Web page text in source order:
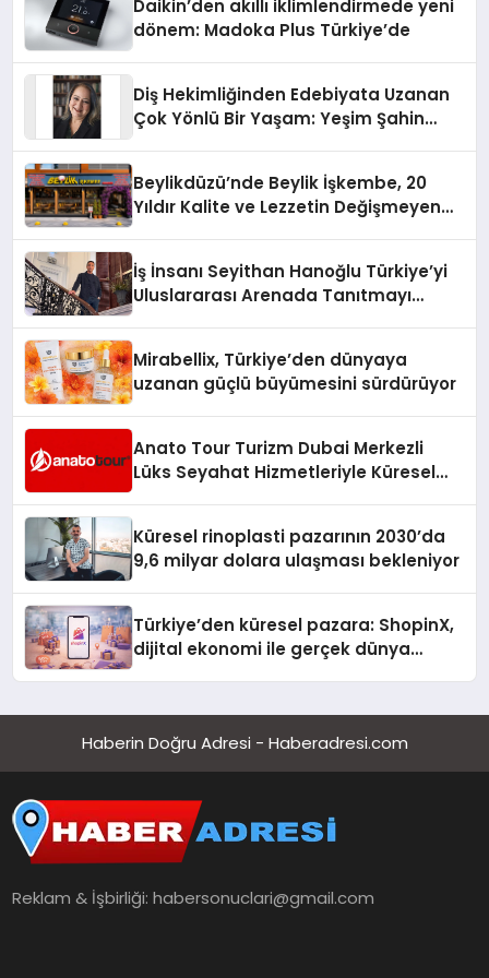
Daikin’den akıllı iklimlendirmede yeni
dönem: Madoka Plus Türkiye’de
Diş Hekimliğinden Edebiyata Uzanan
Çok Yönlü Bir Yaşam: Yeşim Şahin
Beylikdüzü’nde Beylik İşkembe, 20
Yıldır Kalite ve Lezzetin Değişmeyen
İş İnsanı Seyithan Hanoğlu Türkiye’yi
Uluslararası Arenada Tanıtmayı
Mirabellix, Türkiye’den dünyaya
uzanan güçlü büyümesini sürdürüyor
Anato Tour Turizm Dubai Merkezli
Lüks Seyahat Hizmetleriyle Küresel
Küresel rinoplasti pazarının 2030’da
9,6 milyar dolara ulaşması bekleniyor
Türkiye’den küresel pazara: ShopinX,
dijital ekonomi ile gerçek dünya
Haberin Doğru Adresi - Haberadresi.com
Reklam & İşbirliği:habersonuclari@gmail.com